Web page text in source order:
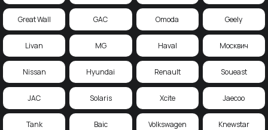
Great Wall GAC Omoda Geely
Livan MG Haval Москвич
Nissan Hyundai Renault Soueast
JAC Solaris Xcite Jaecoo
Tank Baic Volkswagen Knewstar